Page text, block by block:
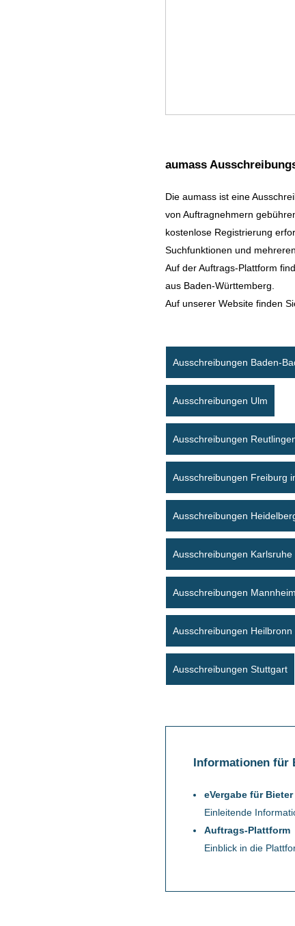
aumass
Die aumass ist eine
von Auftragnehmern
kostenlose Registrierung
Suchfunktionen und
Auf der Auftrags-Plattform
aus Baden-Württemberg.
Auf unserer Website finden
Ausschreibungen Baden-
Ausschreibungen Ulm
Ausschreibungen
Ausschreibungen Freiburg
Ausschreibungen
Ausschreibungen Karlsruhe
Ausschreibungen Mannheim
Ausschreibungen Heilbronn
Ausschreibungen Stuttgart
Informationen für
eVergabe für Bieter
Einleitende
Auftrags-Plattform
Einblick in die